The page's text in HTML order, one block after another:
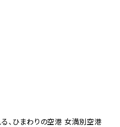
、ひまわりの空港 女満別空港